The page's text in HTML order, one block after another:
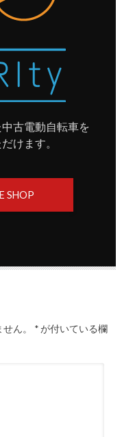
古電動自転車を
けます。
SHOP
ん。 *が付いている欄